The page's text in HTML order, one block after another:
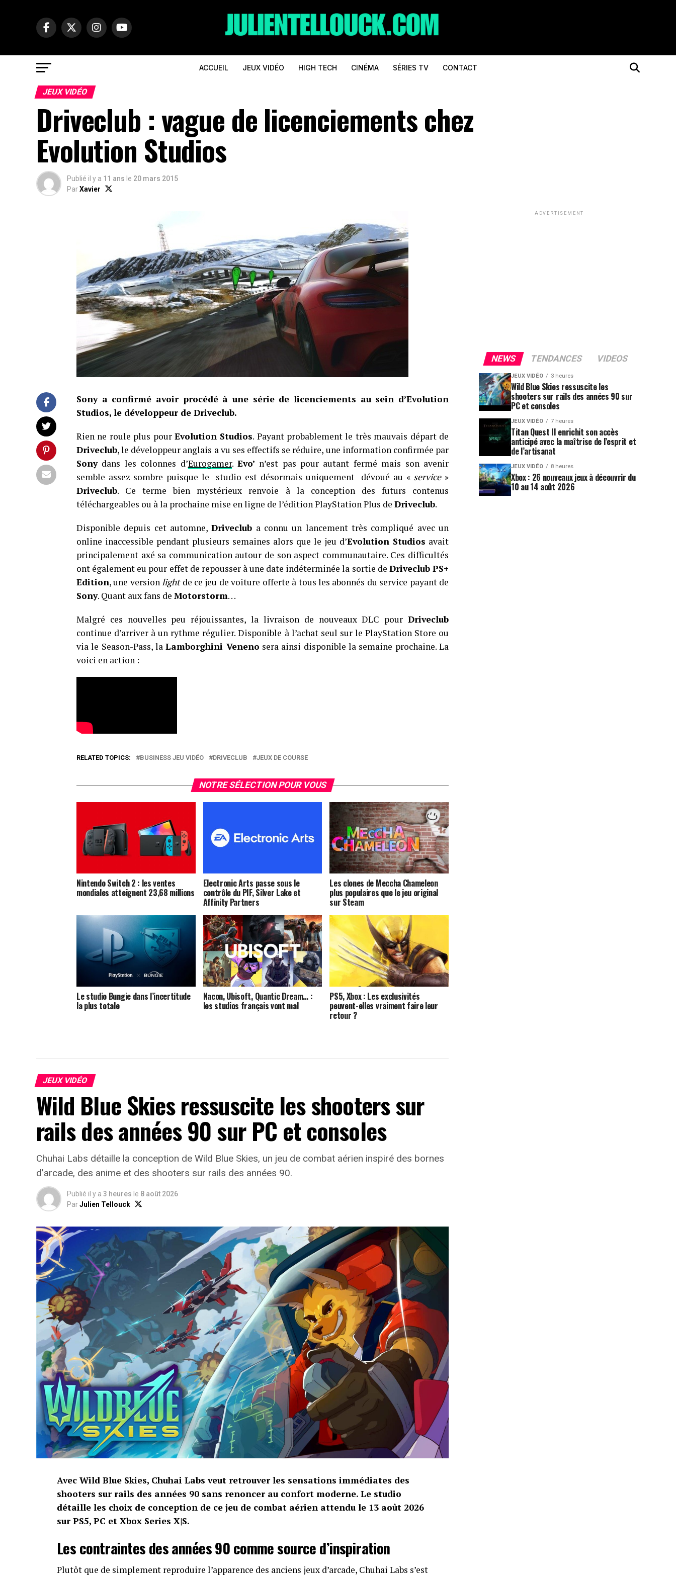
ACCUEIL JEUX VIDÉO HIGH TECH CINÉMA SÉRIES TV CONTACT
JEUX VIDÉO
Driveclub : vague de licenciements chez
Evolution Studios
Publié il y a 11 ans le 20 mars 2015
ParXavier
Sony a confirmé avoir procédé à une série de licenciements au sein d’Evolution
Studios, le développeur de Driveclub.
Rien ne roule plus pour Evolution Studios. Payant probablement le très mauvais départ de
Driveclub, le développeur anglais a vu ses effectifs se réduire, une information confirmée par
Sonydans les colonnes d’Eurogamer. Evo’ n’est pas pour autant fermé mais son avenir
semble assez sombre puisque le studio est désormais uniquement dévoué au « service»
Driveclub. Ce terme bien mystérieux renvoie à la conception des futurs contenus
téléchargeables ou à la prochaine mise en ligne de l’édition PlayStation Plus de Driveclub.
Disponible depuis cet automne,Driveclub a connu un lancement très compliqué avec un
online inaccessible pendant plusieurs semaines alors que le jeu d’Evolution Studios avait
principalement axé sa communication autour de son aspect communautaire. Ces difficultés
ont également eu pour effet de repousser à une date indéterminée la sortie de Driveclub PS+
Edition, une versionlightde ce jeu de voiture offerte à tous les abonnés du service payant de
Sony. Quant aux fans de Motorstorm. . .
Malgré ces nouvelles peu réjouissantes, la livraison de nouveaux DLC pour Driveclub
continue d’arriver à un rythme régulier. Disponible à l’achat seul sur le PlayStation Store ou
via le Season-Pass, laLamborghini Veneno sera ainsi disponible la semaine prochaine. La
voici en action :
RELATED TOPICS: BUSINESS JEU VIDÉO DRIVECLUB JEUX DE COURSE
NOTRE SÉLECTION POUR VOUS
Nintendo Switch 2 : les ventes
mondiales atteignent 23,68 millions
Electronic Arts passe sous le
contrôle du PIF, Silver Lake et
Affinity Partners
Les clones de Meccha Chameleon
plus populaires que le jeu original
sur Steam
Le studio Bungie dans l’incertitude
la plus totale
Nacon, Ubisoft, Quantic Dream… :
les studios français vont mal
PS5, Xbox : Les exclusivités
peuvent-elles vraiment faire leur
retour ?
JEUX VIDÉO
Wild Blue Skies ressuscite les shooters sur
rails des années 90 sur PC et consoles
Chuhai Labs détaille la conception de Wild Blue Skies, un jeu de combat aérien inspiré des bornes
d’arcade, des anime et des shooters sur rails des années 90.
Publié il y a 3 heures le 8 août 2026
ParJulien Tellouck
Avec Wild Blue Skies, Chuhai Labs veut retrouver les sensations immédiates des
shooters sur rails des années 90 sans renoncer au confort moderne. Le studio
détaille les choix de conception de ce jeu de combat aérien attendu le 13 août 2026
sur PS5, PC et Xbox Series X|S.
Les contraintes des années 90 comme source d’inspiration
Plutôt que de simplement reproduire l’apparence des anciens jeux d’arcade, Chuhai Labs s’est
ADVERTISEMENT
NEWS TENDANCES VIDEOS
JEUX VIDÉO 3 heures
Wild Blue Skies ressuscite les
shooters sur rails des années 90 sur
PC et consoles
JEUX VIDÉO 7 heures
Titan Quest II enrichit son accès
anticipé avec la maîtrise de l’esprit et
de l’artisanat
JEUX VIDÉO 8 heures
Xbox : 26 nouveaux jeux à découvrir du
10 au 14 août 2026